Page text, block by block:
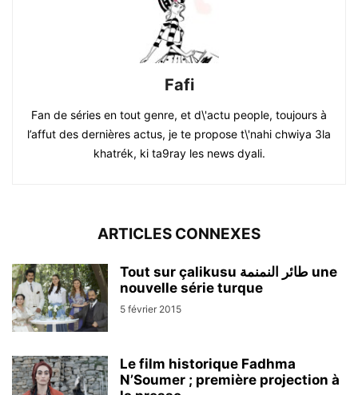
Fafi
Fan de séries en tout genre, et d\'actu people, toujours à
l’affut des dernières actus, je te propose t\'nahi chwiya 3la
khatrék, ki ta9ray les news dyali.
ARTICLES CONNEXES
Tout sur çalikusu طائر النمنمة une
nouvelle série turque
5 février 2015
Le film historique Fadhma
N’Soumer ; première projection à